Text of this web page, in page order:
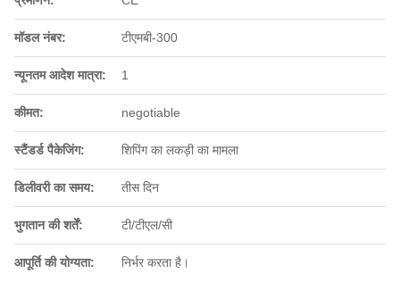
मॉडल नंबर: टीएमबी-300
न्यूनतम आदेश मात्रा: 1
कीमत: negotiable
स्टैंडर्ड पैकेजिंग: शिपिंग का लकड़ी का मामला
डिलीवरी का समय: तीस दिन
भुगतान की शर्तें: टी/टीएल/सी
आपूर्ति की योग्यता: निर्भर करता है।